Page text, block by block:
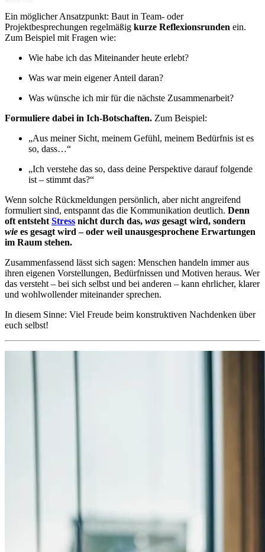
Ein möglicher Ansatzpunkt: Baut in Team- oder
Projektbesprechungen regelmäßig kurze Reflexionsrunden ein.
Zum Beispiel mit Fragen wie:
Wie habe ich das Miteinander heute erlebt?
Was war mein eigener Anteil daran?
Was wünsche ich mir für die nächste Zusammenarbeit?
Formuliere dabei in Ich-Botschaften. Zum Beispiel:
„Aus meiner Sicht, meinem Gefühl, meinem Bedürfnis ist es
so, dass…“
„Ich verstehe das so, dass deine Perspektive darauf folgende
ist – stimmt das?“
Wenn solche Rückmeldungen persönlich, aber nicht angreifend
formuliert sind, entspannt das die Kommunikation deutlich. Denn
oft entstehtStress nicht durch das, was gesagt wird, sondern
wie es gesagt wird – oder weil unausgesprochene Erwartungen
im Raum stehen.
Zusammenfassend lässt sich sagen: Menschen handeln immer aus
ihren eigenen Vorstellungen, Bedürfnissen und Motiven heraus. Wer
das versteht – bei sich selbst und bei anderen – kann ehrlicher, klarer
und wohlwollender miteinander sprechen.
In diesem Sinne: Viel Freude beim konstruktiven Nachdenken über
euch selbst!